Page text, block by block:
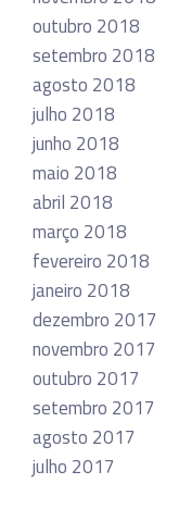
outubro 2018
setembro 2018
agosto 2018
julho 2018
junho 2018
maio 2018
abril 2018
março 2018
fevereiro 2018
janeiro 2018
dezembro 2017
novembro 2017
outubro 2017
setembro 2017
agosto 2017
julho 2017